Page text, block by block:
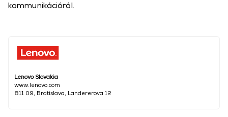
Lenovo Slovakia
www.lenovo.com
811 09, Bratislava, Landererova 12
kommunikációról.